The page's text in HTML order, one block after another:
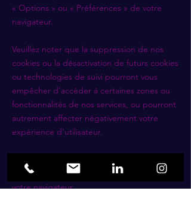
« Options » ou « Préférences » de votre
navigateur.
Veuillez noter que la suppression de nos
cookies ou la désactivation de futurs cookies
ou technologies de suivi pourront vous
empêcher d'accéder à certaines zones ou
fonctionnalités de nos services, ou pourront
autrement affecter négativement votre
expérience d'utilisateur.
vous pouvez utiliser l'option«
de
votre navigateur.